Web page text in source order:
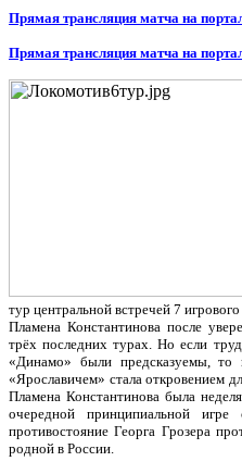
Прямая трансляция матча на
Прямая трансляция матча на
тур центральной встречей 7
Пламена Константинова после
трёх последних турах. Но если
«Динамо» были предсказуемы, то
«Ярославичем» стала откровением
Пламена Константинова была
очередной принципиальной
противостояние Георга Грозера
родной в России.